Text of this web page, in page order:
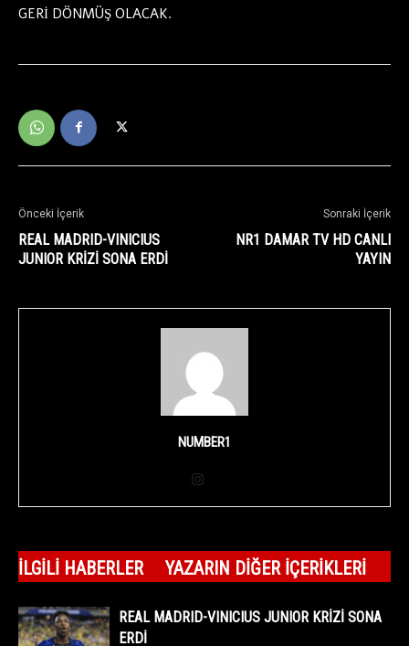
GERİ DÖNMÜŞ OLACAK.
Önceki İçerik
REAL MADRID-VINICIUS
JUNIOR KRİZİ SONA ERDİ
Sonraki İçerik
NR1 DAMAR TV HD CANLI
YAYIN
NUMBER1
İLGILI HABERLER YAZARIN DIĞER İÇERIKLERI
REAL MADRID-VINICIUS JUNIOR KRİZİ SONA
ERDİ